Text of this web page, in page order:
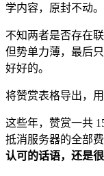
学内容，原封不动。
不知两者是否存在
但势单力薄，最后
好好的。
将赞赏表格导出，
这些年，赞赏一共
抵消服务器的全部
认可的话语，还是